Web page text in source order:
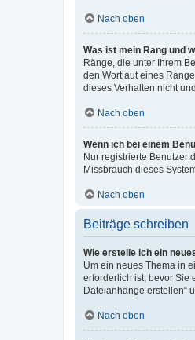
Nach oben
Was ist mein Rang und
Ränge, die unter Ihrem
den Wortlaut eines
dieses Verhalten nicht
Nach oben
Wenn ich bei einem
Nur registrierte Benutzer
Missbrauch dieses
Nach oben
Beiträge schreiben
Wie erstelle ich ein
Um ein neues Thema in
erforderlich ist, bevor Sie
Dateianhänge erstellen“
Nach oben